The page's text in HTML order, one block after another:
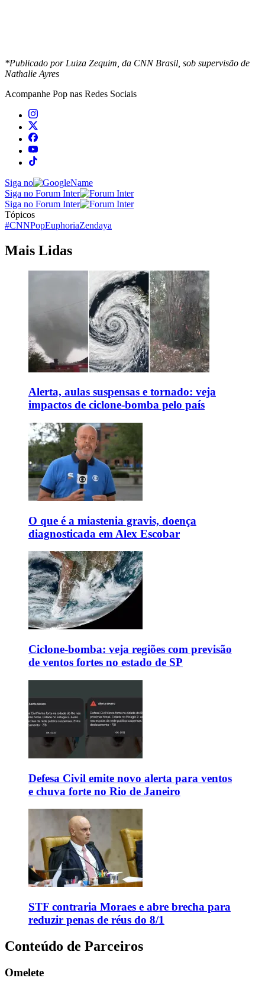
*Publicado por Luiza Zequim, da CNN Brasil, sob supervisão de
Nathalie Ayres
Acompanhe Pop nas Redes Sociais
Siga no
Siga no Forum Inter
Siga no Forum Inter
Tópicos
#CNNPopEuphoriaZendaya
Mais Lidas
Alerta, aulas suspensas e tornado: veja
impactos de ciclone-bomba pelo país
O que é a miastenia gravis, doença
diagnosticada em Alex Escobar
Ciclone-bomba: veja regiões com previsão
de ventos fortes no estado de SP
Defesa Civil emite novo alerta para ventos
e chuva forte no Rio de Janeiro
STF contraria Moraes e abre brecha para
reduzir penas de réus do 8/1
Conteúdo de Parceiros
Omelete